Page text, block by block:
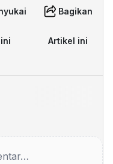
Bagikan
Artikel ini